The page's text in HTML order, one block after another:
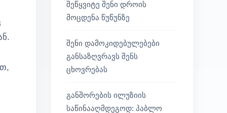
შეწყვიტე შენი დროის
მოცდენა წუწუნზე
შენი დამოკიდებულებები
განსაზღვრავს შენს
ცხოვრებას
განშორების ილუზიის
საწინააღმდეგოდ: პაბლო